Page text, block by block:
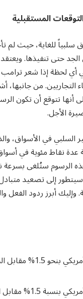
المستقبلية
سلبياً للغاية، حيث لم
حتى تنفيذها.
أي لحظة إذا شعر
التجاريين. من
تتوقع أن تكون
الأجل.
السلبي في الأسواق،
نقاط مئوية في
الرسوم ستُلغى بسرعة
سيتطور إلى تصعيد
أبرز ردود الفعل
ارتفع الدولار
1.5% مقابل اليورو.